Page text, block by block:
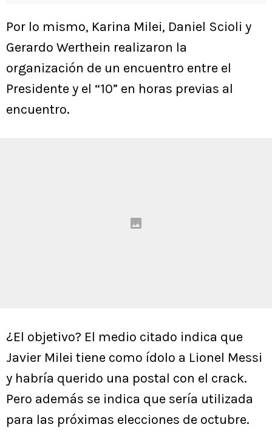
Por lo mismo, Karina Milei, Daniel Scioli y
Gerardo Werthein realizaron la
organización de un encuentro entre el
Presidente y el “10” en horas previas al
encuentro.
¿El objetivo? El medio citado indica que
Javier Milei tiene como ídolo a Lionel Messi
y habría querido una postal con el crack.
Pero además se indica que sería utilizada
para las próximas elecciones de octubre.